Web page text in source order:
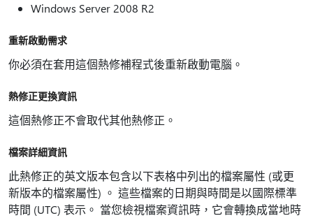
Windows Server 2008 R2
重新啟動需求
你必須在套用這個熱修補程式後重新啟動電腦。
熱修正更換資訊
這個熱修正不會取代其他熱修正。
檔案詳細資訊
此熱修正的英文版本包含以下表格中列出的檔案屬性 (或更
新版本的檔案屬性) 。 這些檔案的日期與時間是以國際標準
時間 (UTC) 表示。 當您檢視檔案資訊時，它會轉換成當地時